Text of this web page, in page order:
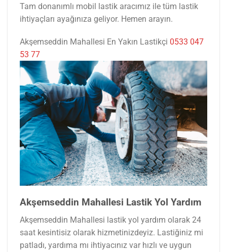
Tam donanımlı mobil lastik aracımız ile tüm lastik
ihtiyaçları ayağınıza geliyor. Hemen arayın.
Akşemseddin Mahallesi En Yakın Lastikçi 0533 047
53 77
Akşemseddin Mahallesi Lastik Yol Yardım
Akşemseddin Mahallesi lastik yol yardım olarak 24
saat kesintisiz olarak hizmetinizdeyiz. Lastiğiniz mi
patladı, yardıma mı ihtiyacınız var hızlı ve uygun